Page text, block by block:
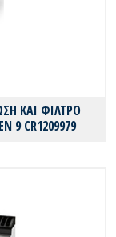
ΚΑΙ ΦΙΛΤΡΟ
9 CR1209979